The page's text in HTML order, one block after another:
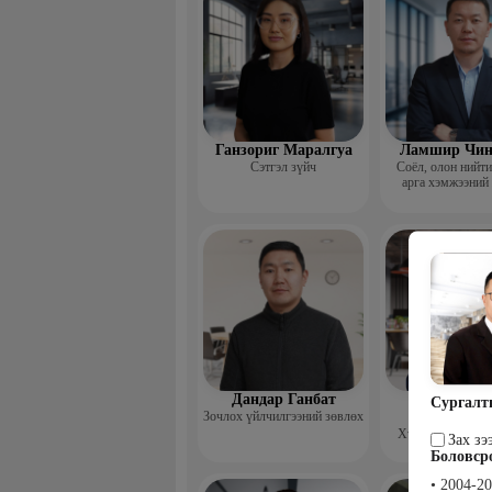
Зах
• 2004-
Ганзориг Маралгуа
Сэтгэл зүйч
Ламшир
Соёл, олон
арга хэмжээний
Дандар Ганбат
Зочлох үйлчилгээний зөвлөх
Хүний нөөцийн